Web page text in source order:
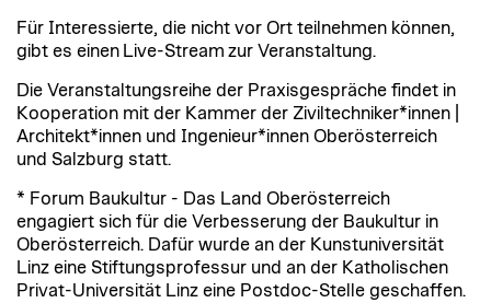
Für Interessierte, die nicht vor Ort teilnehmen können,
gibt es einen Live-Stream zur Veranstaltung.
Die Veranstaltungsreihe der Praxisgespräche findet in
Kooperation mit der Kammer der Ziviltechniker*innen |
Architekt*innen und Ingenieur*innen Oberösterreich
und Salzburg statt.
* Forum Baukultur - Das Land Oberösterreich
engagiert sich für die Verbesserung der Baukultur in
Oberösterreich. Dafür wurde an der Kunstuniversität
Linz eine Stiftungsprofessur und an der Katholischen
Privat-Universität Linz eine Postdoc-Stelle geschaffen.